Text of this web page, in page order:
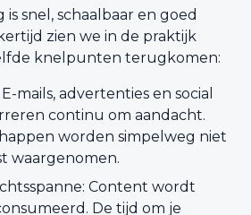
snel, schaalbaar en goed
zien we in de praktijk
knelpunten terugkomen:
mails, advertenties en social
continu om aandacht.
worden simpelweg niet
waargenomen.
Content wordt
De tijd om je